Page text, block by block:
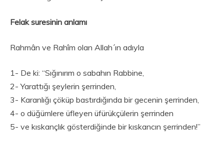
Felak suresinin anlamı
Rahmân ve Rahîm olan Allah´ın adıyla
1- De ki: “Sığınırım o sabahın Rabbine,
2- Yarattığı şeylerin şerrinden,
3- Karanlığı çöküp bastırdığında bir gecenin şerrinden,
4- o düğümlere üfleyen üfürükçülerin şerrinden
5- ve kıskançlık gösterdiğinde bir kıskancın şerrinden!”